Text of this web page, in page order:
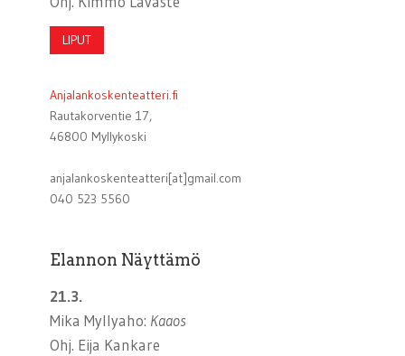
LIPUT
Anjalankoskenteatteri.fi
Rautakorventie 17,
46800 Myllykoski
anjalankoskenteatteri[at]gmail.com
040 523 5560
Elannon Näyttämö
21.3.
Mika Myllyaho: Kaaos
Ohj. Eija Kankare